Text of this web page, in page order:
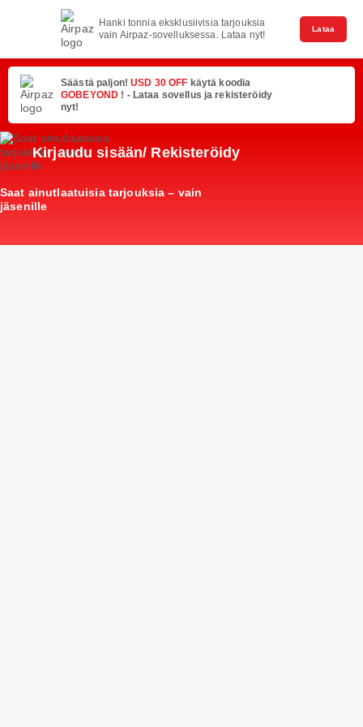
Hanki tonnia eksklusiivisia tarjouksia
vain Airpaz-sovelluksessa. Lataa nyt!
Lataa
Säästä paljon!USD 30 OFF käytä koodia
GOBEYOND ! - Lataa sovellus ja rekisteröidy
nyt!
Kirjaudu sisään/ Rekisteröidy
Saat ainutlaatuisia tarjouksia – vain
jäsenille